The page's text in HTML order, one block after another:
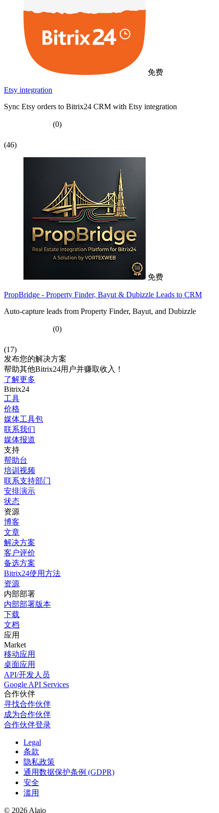
免费
Etsy integration
Sync Etsy orders to Bitrix24 CRM with Etsy integration
(0)
(46)
免费
PropBridge - Property Finder, Bayut & Dubizzle Leads to CRM
Auto-capture leads from Property Finder, Bayut, and Dubizzle
(0)
(17)
发布您的解决方案
帮助其他Bitrix24用户并赚取收入！
了解更多
Bitrix24
工具
价格
媒体工具包
联系我们
媒体报道
支持
帮助台
培训视频
联系支持部门
安排演示
状态
资源
博客
文章
解决方案
客户评价
备选方案
Bitrix24使用方法
资源
内部部署
内部部署版本
下载
文档
应用
Market
移动应用
桌面应用
API/开发人员
Google API Services
合作伙伴
寻找合作伙伴
成为合作伙伴
合作伙伴登录
Legal
条款
隐私政策
通用数据保护条例 (GDPR)
安全
滥用
© 2026 Alaio